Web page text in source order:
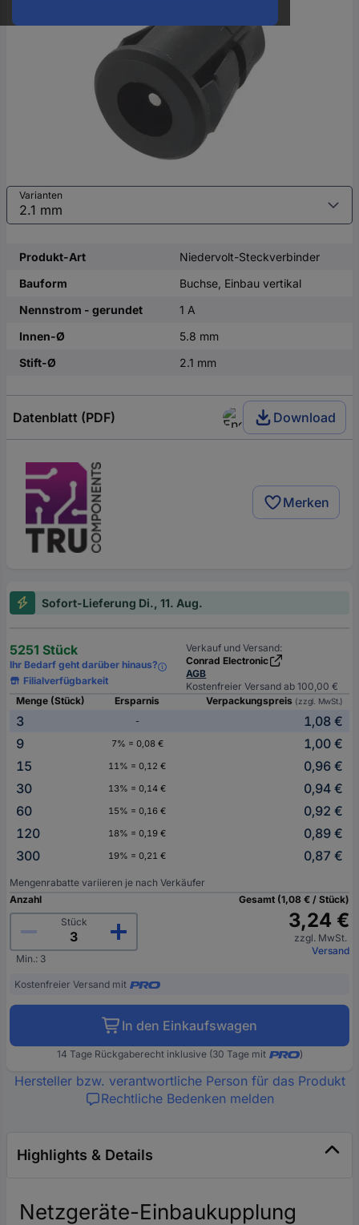
Varianten
Produkt-Art
Niedervolt-Steckverbinder
Bauform
Buchse, Einbau vertikal
Nennstrom - gerundet
1 A
Innen-Ø
5.8 mm
Stift-Ø
2.1 mm
Datenblatt (PDF) Download
Merken
Sofort-Lieferung Di., 11. Aug.
5251 Stück
Ihr Bedarf geht darüber hinaus?
Filialverfügbarkeit
Verkauf und Versand:
Conrad Electronic
AGB
Kostenfreier Versand ab 100,00 €
Menge (Stück)
Ersparnis Verpackungspreis (zzgl. MwSt.)
3 -
1,08 €
9
7% = 0,08 €
1,00 €
15
11% = 0,12 €
0,96 €
30
13% = 0,14 €
0,94 €
60
15% = 0,16 €
0,92 €
120
18% = 0,19 €
0,89 €
300
19% = 0,21 € 0,87 €
Mengenrabatte variieren je nach Verkäufer
Anzahl
Stück
Min.: 3
Gesamt (1,08 € / Stück)
3,24 €
zzgl. MwSt.
Versand
Kostenfreier Versand mit
In den Einkaufswagen
14 Tage Rückgaberecht inklusive (30 Tage mit )
Hersteller bzw. verantwortliche Person für das Produkt
Rechtliche Bedenken melden
Highlights & Details
Netzgeräte-Einbaukupplung